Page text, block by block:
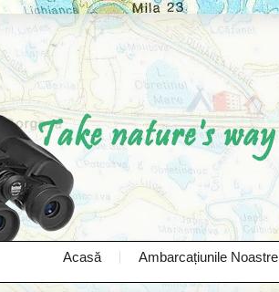
Acasă Ambarcațiunile Noastre